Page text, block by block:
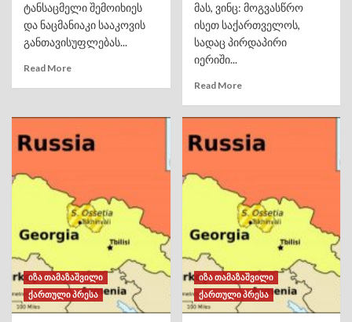
ტანსაცმელი შემოიხიეს
და ნაცმანიაკი სააკოვის
განთავისუფლებას...
Read More
მას, ვინც: მოგვასწრო
ისეთ საქართველოს,
სადაც პირდაპირი
იერიში...
Read More
იზა თამაზაშვილი
ქართული პრესა
იზა თამაზაშვილი
ქართული პრესა